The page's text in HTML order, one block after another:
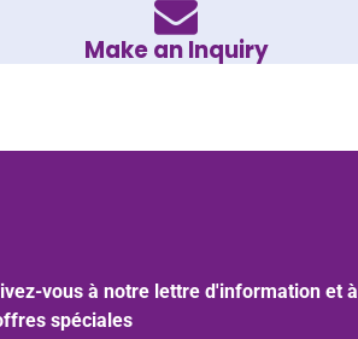
Make an Inquiry
vous à notre lettre d'information et à
spéciales